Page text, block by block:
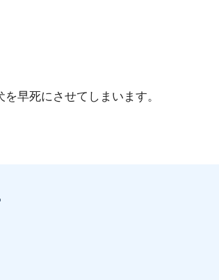
早死にさせてしまいます。